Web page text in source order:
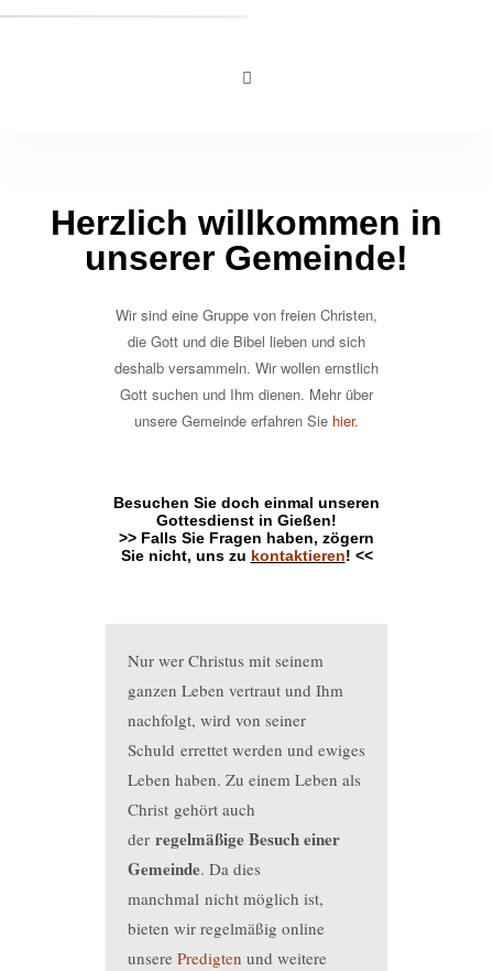
Herzlich willkommen in
unserer Gemeinde!
Wir sind eine Gruppe von freien Christen,
die Gott und die Bibel lieben und sich
deshalb versammeln. Wir wollen ernstlich
Gott suchen und Ihm dienen. Mehr über
unsere Gemeinde erfahren Sie hier.
Besuchen Sie doch einmal unseren
Gottesdienst in Gießen!
>> Falls Sie Fragen haben, zögern
Sie nicht, uns zu kontaktieren! <<
Nur wer Christus mit seinem
ganzen Leben vertraut und Ihm
nachfolgt, wird von seiner
Schuld errettet werden und ewiges
Leben haben. Zu einem Leben als
Christ gehört auch
derregelmäßige Besuch einer
Gemeinde. Da dies
manchmal nicht möglich ist,
bieten wir regelmäßig online
unsere Predigten